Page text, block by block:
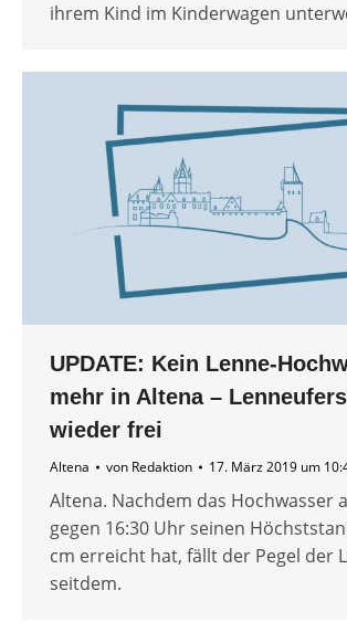
ihrem Kind im Kinderwagen
UPDATE: Kein Lenne-
mehr in Altena –
wieder frei
Altena von Redaktion 17. März 2019 um
Altena. Nachdem das Hochwasser
gegen 16:30 Uhr seinen
cm erreicht hat, fällt der Pegel der
seitdem.